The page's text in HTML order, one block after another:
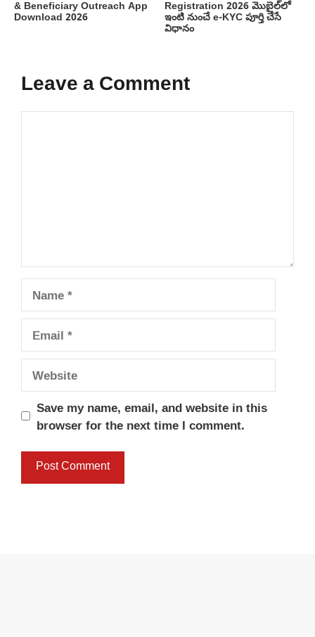
& Beneficiary Outreach App
Download 2026
Registration 2026 మొబైల్‌లో
ఇంటి నుంచే e-KYC పూర్తి చేసే
విధానం
Leave a Comment
Comment
Name
Email
Website
Save my name, email, and website in this
browser for the next time I comment.